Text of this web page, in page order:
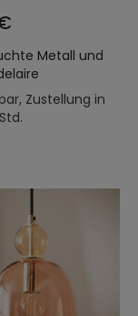
Metall und
Zustellung in